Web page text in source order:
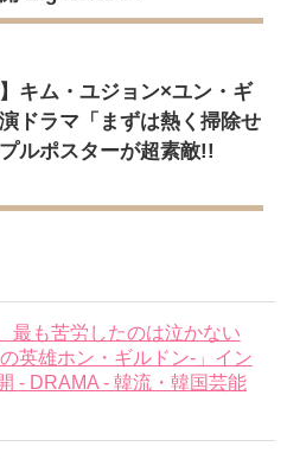
】キム・ユジョン×ユン・ギ
ドラマ「まずは熱く掃除せ
ルポスターが超素敵!!
最も苦労したのは泣かない
英雄ホン・ギルドン-」イン
- DRAMA - 韓流・韓国芸能